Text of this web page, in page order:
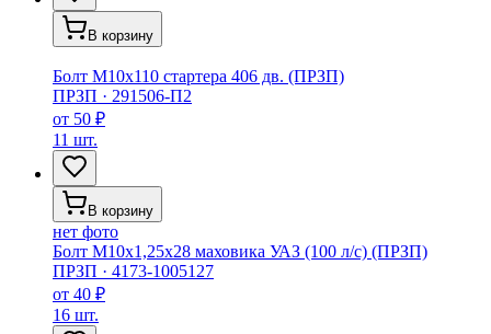
В корзину
Болт М10х110 стартера 406 дв. (ПРЗП)
ПРЗП · 291506-П2
от 50 ₽
11 шт.
В корзину
нет фото
Болт М10х1,25х28 маховика УАЗ (100 л/с) (ПРЗП)
ПРЗП · 4173-1005127
от 40 ₽
16 шт.